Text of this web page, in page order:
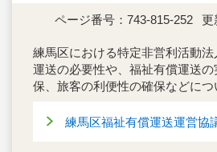
ページ番号：743-815-252 更
練馬区における特定非営利活動
運送の必要性や、福祉有償運送
保、旅客の利便性の確保などにつ
練馬区福祉有償運送運営協